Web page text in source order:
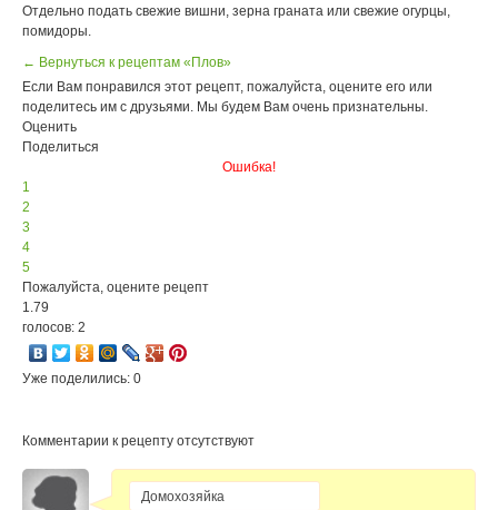
Отдельно подать свежие вишни, зерна граната или свежие огурцы,
помидоры.
← Вернуться к рецептам «Плов»
Если Вам понравился этот рецепт, пожалуйста, оцените его или
поделитесь им с друзьями. Мы будем Вам очень признательны.
Оценить
Поделиться
Ошибка!
1
2
3
4
5
Пожалуйста, оцените рецепт
1.79
голосов: 2
Уже поделились: 0
Комментарии к рецепту отсутствуют